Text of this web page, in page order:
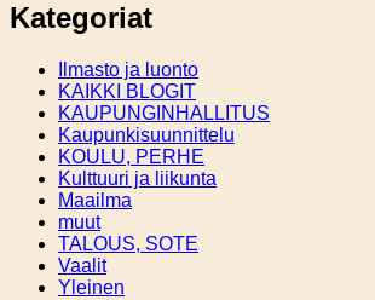
Kategoriat
Ilmasto ja luonto
KAIKKI BLOGIT
KAUPUNGINHALLITUS
Kaupunkisuunnittelu
KOULU, PERHE
Kulttuuri ja liikunta
Maailma
muut
TALOUS, SOTE
Vaalit
Yleinen